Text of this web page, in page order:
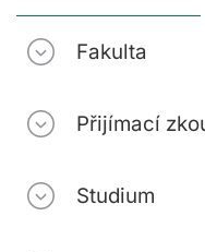
Fakulta
Přijímací
Studium